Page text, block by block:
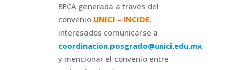
BECA generada a través del
convenio UNICI – INCIDE,
interesados comunicarse a
coordinacion.posgrado@unici.edu.mx
y mencionar el convenio entre